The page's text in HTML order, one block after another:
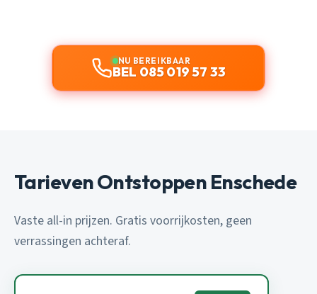
NU BEREIKBAAR
BEL 085 019 57 33
Tarieven Ontstoppen Enschede
Vaste all-in prijzen. Gratis voorrijkosten, geen
verrassingen achteraf.